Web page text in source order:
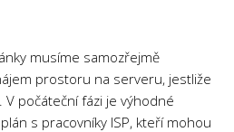
musíme samozřejmě
prostoru na serveru, jestliže
počáteční fázi je výhodné
s pracovníky ISP, kteří mohou